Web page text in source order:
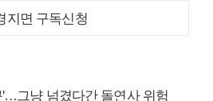
지면 구독신청
그냥 넘겼다간 돌연사 위험